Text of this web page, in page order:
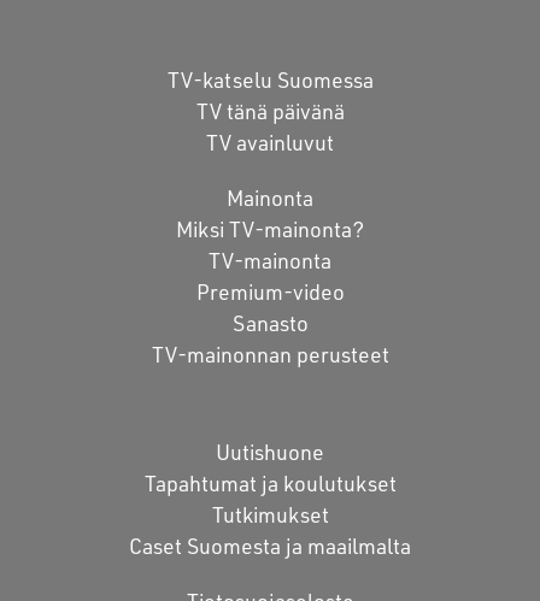
TV-katselu Suomessa
TV tänä päivänä
TV avainluvut
Mainonta
Miksi TV-mainonta?
TV-mainonta
Premium-video
Sanasto
TV-mainonnan perusteet
Uutishuone
Tapahtumat ja koulutukset
Tutkimukset
Caset Suomesta ja maailmalta